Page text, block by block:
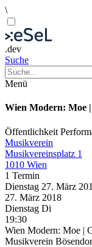
\
.dev
Suche
Menü
Wien Modern: Moe
Öffentlichkeit
Musikverein
Musikvereinsplatz 1
1010 Wien
1 Termin
Dienstag 27. März
27. März 2018
Dienstag Di
19:30
Wien Modern: Moe |
Musikverein